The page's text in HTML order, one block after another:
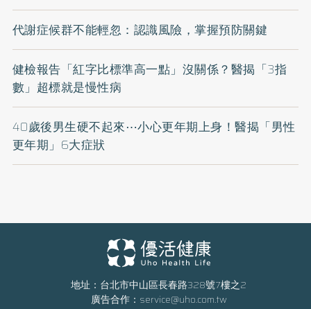
代謝症候群不能輕忽：認識風險，掌握預防關鍵
健檢報告「紅字比標準高一點」沒關係？醫揭「3指
數」超標就是慢性病
40歲後男生硬不起來⋯小心更年期上身！醫揭「男性
更年期」6大症狀
地址：台北市中山區長春路328號7樓之2
廣告合作： service@uho.com.tw